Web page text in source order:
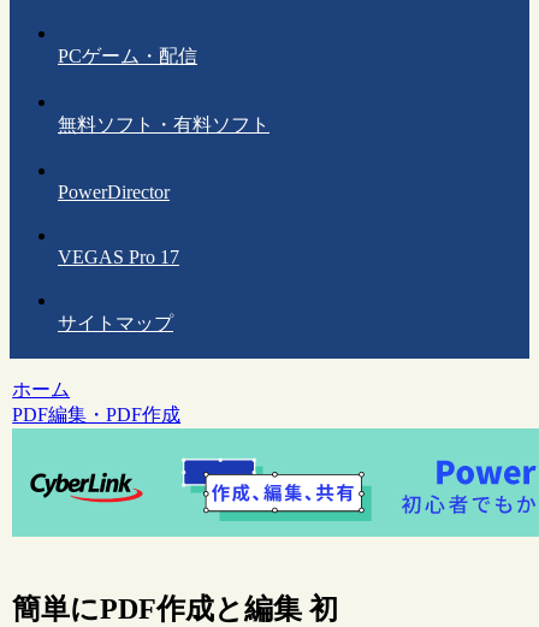
PCゲーム・配信
無料ソフト・有料ソフト
PowerDirector
VEGAS Pro 17
サイトマップ
ホーム
PDF編集・PDF作成
簡単にPDF作成と編集 初